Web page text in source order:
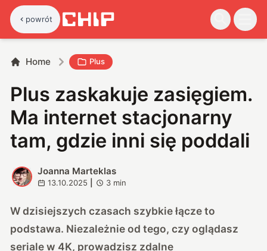
powrót
Home Plus
Plus zaskakuje zasięgiem.
Ma internet stacjonarny
tam, gdzie inni się poddali
J
Joanna Marteklas
13.10.2025 3 min
W dzisiejszych czasach szybkie łącze to
podstawa. Niezależnie od tego, czy oglądasz
seriale w 4K, prowadzisz zdalne